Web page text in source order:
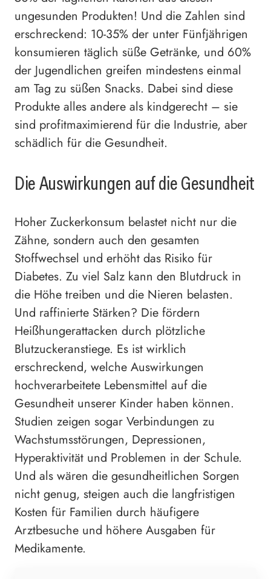
ungesunden Produkten! Und die Zahlen sind
erschreckend: 10-35% der unter Fünfjährigen
konsumieren täglich süße Getränke, und 60%
der Jugendlichen greifen mindestens einmal
am Tag zu süßen Snacks. Dabei sind diese
Produkte alles andere als kindgerecht – sie
sind profitmaximierend für die Industrie, aber
schädlich für die Gesundheit.
Die Auswirkungen auf die Gesundheit
Hoher Zuckerkonsum belastet nicht nur die
Zähne, sondern auch den gesamten
Stoffwechsel und erhöht das Risiko für
Diabetes. Zu viel Salz kann den Blutdruck in
die Höhe treiben und die Nieren belasten.
Und raffinierte Stärken? Die fördern
Heißhungerattacken durch plötzliche
Blutzuckeranstiege. Es ist wirklich
erschreckend, welche Auswirkungen
hochverarbeitete Lebensmittel auf die
Gesundheit unserer Kinder haben können.
Studien zeigen sogar Verbindungen zu
Wachstumsstörungen, Depressionen,
Hyperaktivität und Problemen in der Schule.
Und als wären die gesundheitlichen Sorgen
nicht genug, steigen auch die langfristigen
Kosten für Familien durch häufigere
Arztbesuche und höhere Ausgaben für
Medikamente.